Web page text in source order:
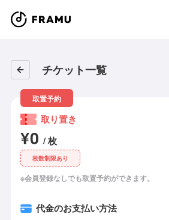
チケット一覧
取置予約
取り置き
¥0 / 枚
枚数制限あり
※会員登録なしでも取置予約ができます。
代金のお支払い方法